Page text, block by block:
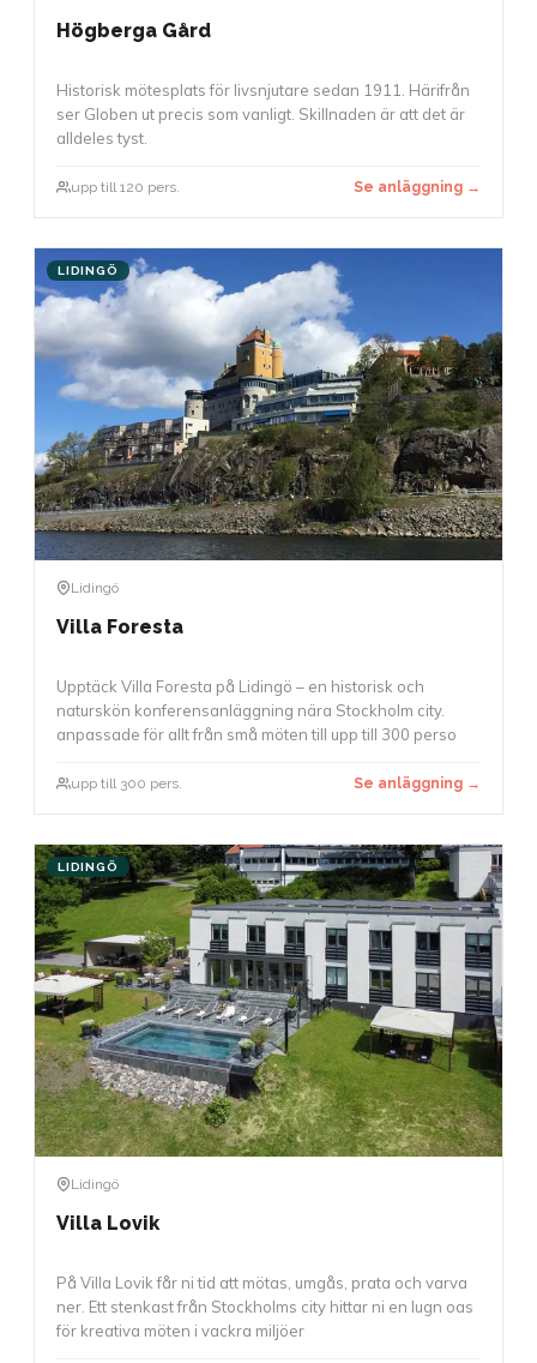
Högberga Gård
Historisk mötesplats för livsnjutare sedan 1911. Härifrån
ser Globen ut precis som vanligt. Skillnaden är att det är
alldeles tyst.
upp till 120 pers. Se anläggning →
LIDINGÖ
Lidingö
Villa Foresta
Upptäck Villa Foresta på Lidingö – en historisk och
naturskön konferensanläggning nära Stockholm city.
anpassade för allt från små möten till upp till 300 perso
upp till 300 pers. Se anläggning →
LIDINGÖ
Lidingö
Villa Lovik
På Villa Lovik får ni tid att mötas, umgås, prata och varva
ner. Ett stenkast från Stockholms city hittar ni en lugn oas
för kreativa möten i vackra miljöer